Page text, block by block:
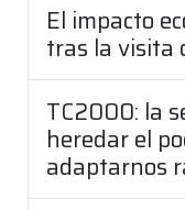
El impacto
tras la visita
TC2000: la
heredar el
adaptarnos